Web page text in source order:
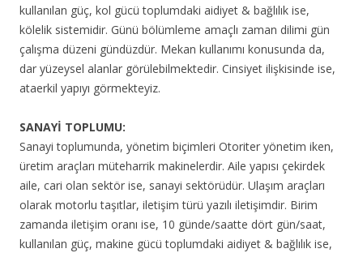
kullanılan güç, kol gücü toplumdaki aidiyet & bağlılık ise,
kölelik sistemidir. Günü bölümleme amaçlı zaman dilimi gün
çalışma düzeni gündüzdür. Mekan kullanımı konusunda da,
dar yüzeysel alanlar görülebilmektedir. Cinsiyet ilişkisinde ise,
ataerkil yapıyı görmekteyiz.
SANAYİ TOPLUMU:
Sanayi toplumunda, yönetim biçimleri Otoriter yönetim iken,
üretim araçları müteharrik makinelerdir. Aile yapısı çekirdek
aile, cari olan sektör ise, sanayi sektörüdür. Ulaşım araçları
olarak motorlu taşıtlar, iletişim türü yazılı iletişimdir. Birim
zamanda iletişim oranı ise, 10 günde/saatte dört gün/saat,
kullanılan güç, makine gücü toplumdaki aidiyet & bağlılık ise,